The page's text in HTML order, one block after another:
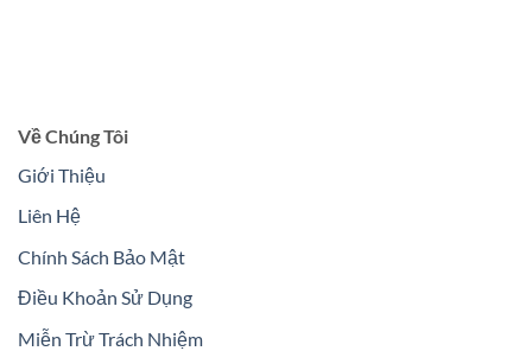
Về Chúng Tôi
Giới Thiệu
Liên Hệ
Chính Sách Bảo Mật
Điều Khoản Sử Dụng
Miễn Trừ Trách Nhiệm